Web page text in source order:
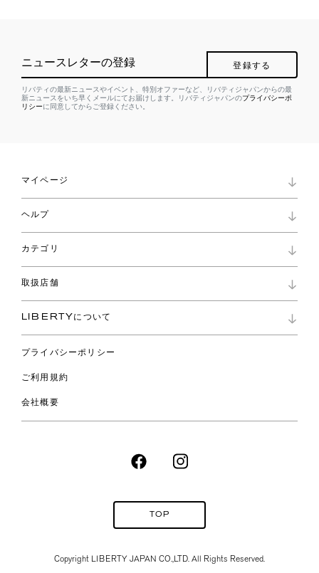
ニュースレターの登録 登録する
リバティの最新ニュースやイベント、特別オファーなど、リバティジャパンからの最
新ニュースをいち早くメールにてお届けします。リバティジャパンのプライバシーポ
リシーに同意してからご登録ください。
マイページ
ロイヤリティプログラム
パスワード再設定
ショッピングバッグ
ヘルプ
お問い合わせ
よくあるご質問
ご利用ガイド
カテゴリ
コレクション
ファブリックス
バッグ
ウェア
ライフスタイル
スペシャル
取扱店舗
リバティ・ファブリックス
LIBERTYについて
プライバシーポリシー
ご利用規約
会社概要
Copyright LIBERTY JAPAN CO.,LTD. All Rights Reserved.
TOP